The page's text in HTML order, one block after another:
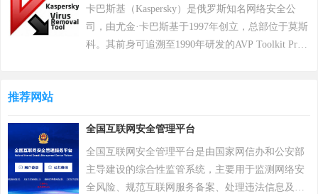
让自己生存到最后 。 游戏《绝地求生》除获得G-
STAR最高奖项总统奖以及其他五项大奖，且打破了
7项吉尼斯纪录。 2018年8月9日，《绝地求生》官
求生》将于12月8日登陆 Epic 游戏商城。自2024年1
月1日起，《绝地求生》不再支持所有使用Windows
7、Windows 8和Windows 8.1操作系统的PC平台。
2024年2月26日，PCL 赛事官方宣布，《PUBG》
卡巴斯基（Kaspersky）是俄罗斯知名网络安全公
司，由尤金·卡巴斯基于1997年创立，总部位于莫斯
科。其前身可追溯至1990年研发的AVP Toolkit Pro
个人防护、企业安全及工业控制系统，2017年推出
自主研发的安全操作系统，2022年“安全远程工作空
间”获世界互联网领先科技成果。因地缘政治影响，
2017年起被美国政府禁用，2024年6月遭全面封禁后
推荐网站
全国互联网安全管理平台
全国互联网安全管理平台是由国家网信办和公安部
主导建设的综合性监管系统，主要用于监测网络安
全风险、规范互联网服务备案、处理违法信息及协